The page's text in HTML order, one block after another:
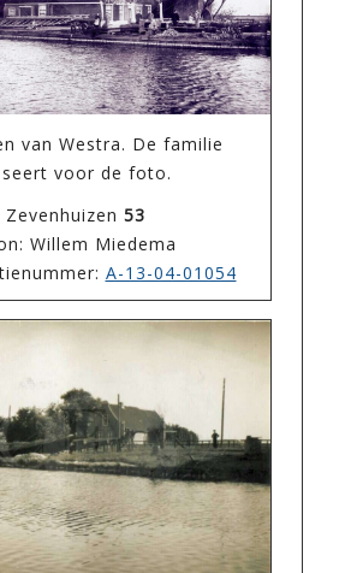
van Westra. De familie
voor de foto.
Zevenhuizen 53
Willem Miedema
A-13-04-01054